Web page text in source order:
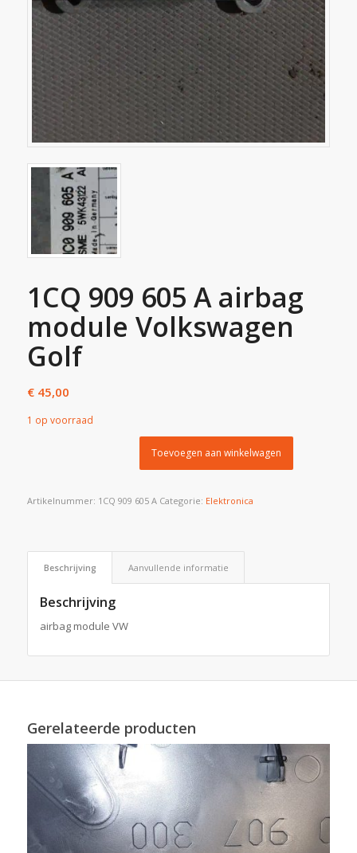
1CQ 909 605 A airbag
module Volkswagen
Golf
€45,00
1 op voorraad
Toevoegen aan winkelwagen
Artikelnummer: 1CQ 909 605 A Categorie: Elektronica
Beschrijving Aanvullende informatie
Beschrijving
airbag module VW
Gerelateerde producten